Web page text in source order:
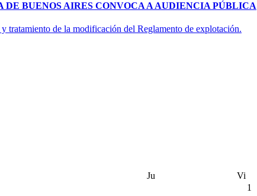
BUENOS AIRES CONVOCA A AUDIENCIA PÚBLICA
tratamiento de la modificación del Reglamento de explotación.
Ju Vi
1